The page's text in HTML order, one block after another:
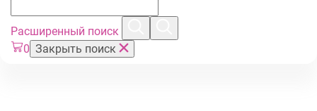
Расширенный поиск
0 Закрыть поиск